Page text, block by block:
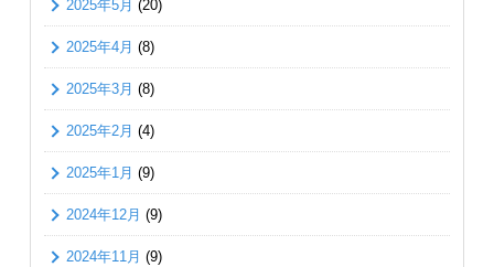
2025年5月 (20)
2025年4月 (8)
2025年3月 (8)
2025年2月 (4)
2025年1月 (9)
2024年12月 (9)
2024年11月 (9)